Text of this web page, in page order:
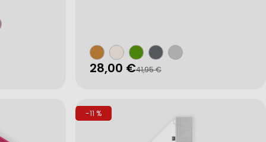
Verkaufspreis
28,00 €
Regulärer41,95 €
-11 %